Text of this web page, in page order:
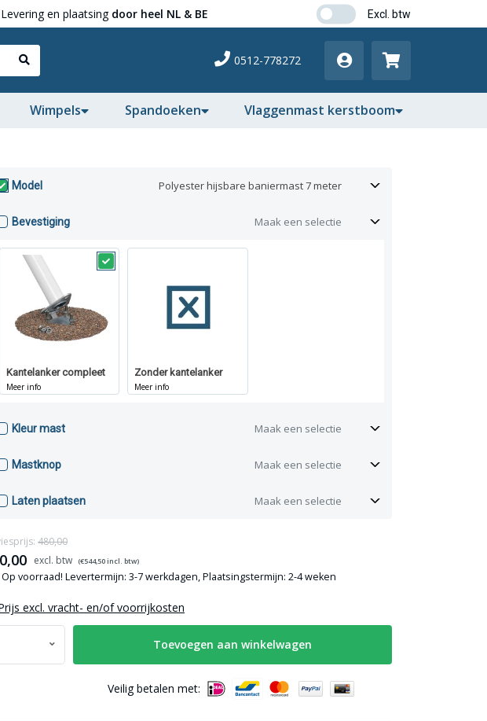
Levering en plaatsing door heel NL & BE
0512-778272
Wimpels Spandoeken Vlaggenmast kerstboom
Model Polyester hijsbare baniermast 7 meter
Bevestiging Maak een selectie
Kantelanker compleet
Meer info
Zonder kantelanker
Meer info
Kleur mast Maak een selectie
Mastknop Maak een selectie
Laten plaatsen Maak een selectie
(€544,50incl. btw)
480,00
Op voorraad! Levertermijn: 3-7 werkdagen, Plaatsingstermijn: 2-4 weken
excl. vracht- en/of voorrijkosten
Toevoegen aan winkelwagen
Veilig betalen met: